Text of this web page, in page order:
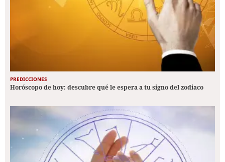
PREDICCIONES
Horóscopo de hoy: descubre qué le espera a tu signo del zodiaco